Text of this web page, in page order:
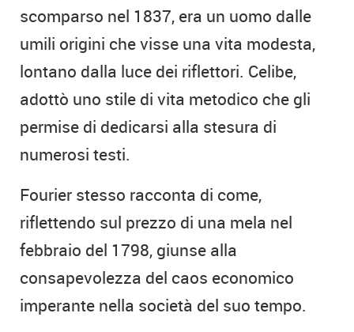
scomparso nel 1837, era un uomo dalle
umili origini che visse una vita modesta,
lontano dalla luce dei riflettori. Celibe,
adottò uno stile di vita metodico che gli
permise di dedicarsi alla stesura di
numerosi testi.
Fourier stesso racconta di come,
riflettendo sul prezzo di una mela nel
febbraio del 1798, giunse alla
consapevolezza del caos economico
imperante nella società del suo tempo.